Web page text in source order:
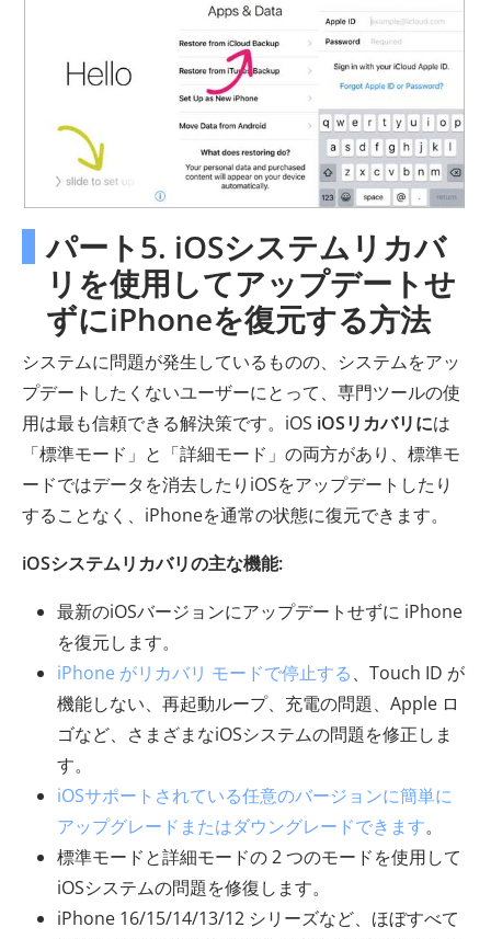
パート5. iOSシステムリカバ
リを使用してアップデートせ
ずにiPhoneを復元する方法
システムに問題が発生しているものの、システムをアッ
プデートしたくないユーザーにとって、専門ツールの使
用は最も信頼できる解決策です。iOS iOSリカバリには
「標準モード」と「詳細モード」の両方があり、標準モ
ードではデータを消去したりiOSをアップデートしたり
することなく、iPhoneを通常の状態に復元できます。
iOSシステムリカバリの主な機能:
最新のiOSバージョンにアップデートせずに iPhone
を復元します。
iPhone がリカバリ モードで停止する、Touch ID が
機能しない、再起動ループ、充電の問題、Apple ロ
ゴなど、さまざまなiOSシステムの問題を修正しま
す。
iOSサポートされている任意のバージョンに簡単に
アップグレードまたはダウングレードできます。
標準モードと詳細モードの 2 つのモードを使用して
iOSシステムの問題を修復します。
iPhone 16/15/14/13/12 シリーズなど、ほぼすべて